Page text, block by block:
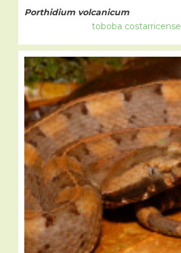
Porthidium volcanicum
toboba costarricense